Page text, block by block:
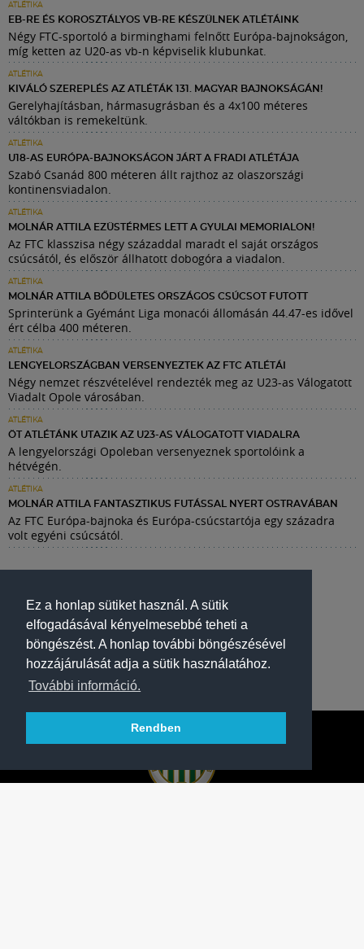
Ez a honlap sütiket használ. A sütik
elfogadásával kényelmesebbé teheti a
böngészést. A honlap további böngészésével
hozzájárulását adja a sütik használatához.
További információ.
Rendben
ATLÉTIKA
EB-RE ÉS KOROSZTÁLYOS VB-RE KÉSZÜLNEK ATLÉTÁINK
Négy FTC-sportoló a birminghami felnőtt Európa-bajnokságon,
míg ketten az U20-as vb-n képviselik klubunkat.
ATLÉTIKA
KIVÁLÓ SZEREPLÉS AZ ATLÉTÁK 131. MAGYAR BAJNOKSÁGÁN!
Gerelyhajításban, hármasugrásban és a 4x100 méteres
váltókban is remekeltünk.
ATLÉTIKA
U18-AS EURÓPA-BAJNOKSÁGON JÁRT A FRADI ATLÉTÁJA
Szabó Csanád 800 méteren állt rajthoz az olaszországi
kontinensviadalon.
ATLÉTIKA
MOLNÁR ATTILA EZÜSTÉRMES LETT A GYULAI MEMORIALON!
Az FTC klasszisa négy századdal maradt el saját országos
csúcsától, és először állhatott dobogóra a viadalon.
ATLÉTIKA
MOLNÁR ATTILA BŐDÜLETES ORSZÁGOS CSÚCSOT FUTOTT
Sprinterünk a Gyémánt Liga monacói állomásán 44.47-es idővel
ért célba 400 méteren.
ATLÉTIKA
LENGYELORSZÁGBAN VERSENYEZTEK AZ FTC ATLÉTÁI
Négy nemzet részvételével rendezték meg az U23-as Válogatott
Viadalt Opole városában.
ATLÉTIKA
ÖT ATLÉTÁNK UTAZIK AZ U23-AS VÁLOGATOTT VIADALRA
A lengyelországi Opoleban versenyeznek sportolóink a
hétvégén.
ATLÉTIKA
MOLNÁR ATTILA FANTASZTIKUS FUTÁSSAL NYERT OSTRAVÁBAN
Az FTC Európa-bajnoka és Európa-csúcstartója egy századra
volt egyéni csúcsától.